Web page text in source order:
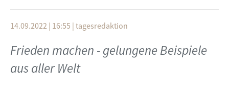
Friedenswochen "Sicherheit neu denken: Impulse für eine
Koordinator vonsicherheitneudenken.de, gesprochen und
konnte Näheres herausfinden.
14.09.2022 | 16:55 | tagesredaktion
Frieden machen - gelungene Beispiele
aus aller Welt